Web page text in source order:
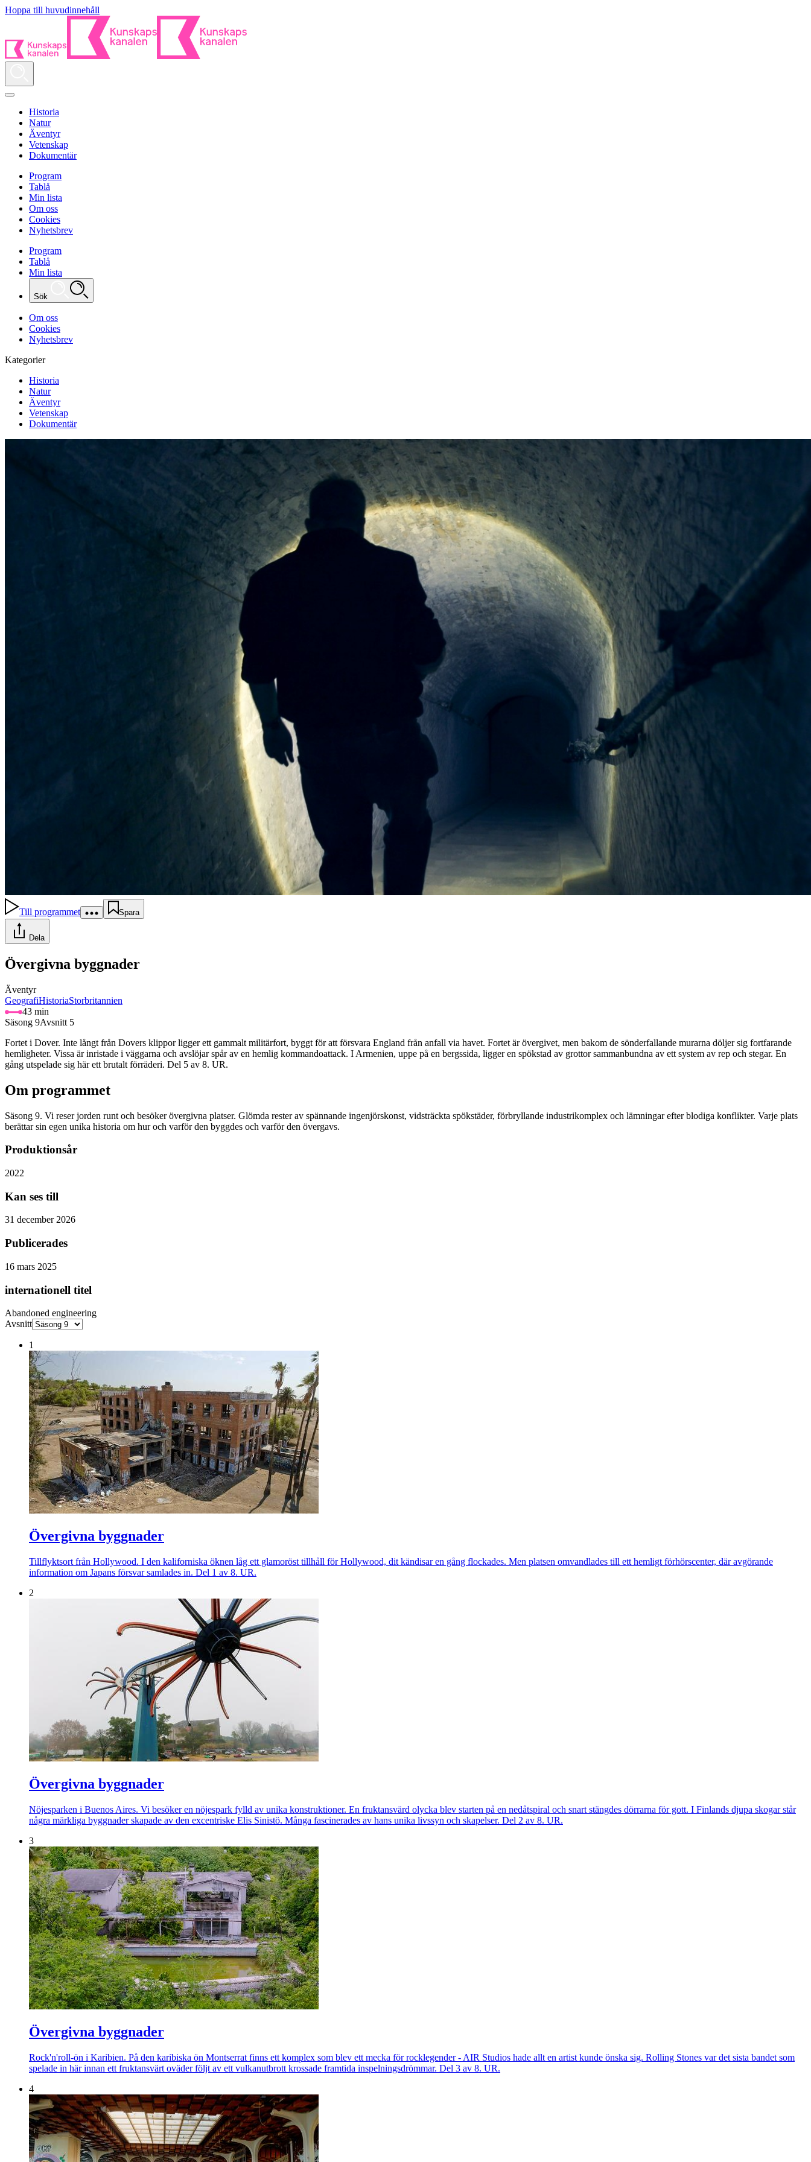
Hoppa till huvudinnehåll
Historia
Natur
Äventyr
Vetenskap
Dokumentär
Program
Tablå
Min lista
Om oss
Cookies
Nyhetsbrev
Program
Tablå
Min lista
Sök
Om oss
Cookies
Nyhetsbrev
Kategorier
Historia
Natur
Äventyr
Vetenskap
Dokumentär
Till programmet Spara
Dela
Övergivna byggnader
Äventyr
GeografiHistoriaStorbritannien
43 min
Säsong 9Avsnitt 5
Fortet i Dover. Inte långt från Dovers klippor ligger ett gammalt militärfort, byggt för att försvara England från anfall via havet. Fortet är övergivet, men bakom de sönderfallande murarna döljer sig fortfarande
hemligheter. Vissa är inristade i väggarna och avslöjar spår av en hemlig kommandoattack. I Armenien, uppe på en bergssida, ligger en spökstad av grottor sammanbundna av ett system av rep och stegar. En
gång utspelade sig här ett brutalt förräderi. Del 5 av 8. UR.
Om programmet
Säsong 9. Vi reser jorden runt och besöker övergivna platser. Glömda rester av spännande ingenjörskonst, vidsträckta spökstäder, förbryllande industrikomplex och lämningar efter blodiga konflikter. Varje plats
berättar sin egen unika historia om hur och varför den byggdes och varför den övergavs.
Produktionsår
2022
Kan ses till
31 december 2026
Publicerades
16 mars 2025
internationell titel
Abandoned engineering
Avsnitt
1
Övergivna byggnader
Tillflyktsort från Hollywood. I den kaliforniska öknen låg ett glamoröst tillhåll för Hollywood, dit kändisar en gång flockades. Men platsen omvandlades till ett hemligt förhörscenter, där avgörande
information om Japans försvar samlades in. Del 1 av 8. UR.
2
Övergivna byggnader
Nöjesparken i Buenos Aires. Vi besöker en nöjespark fylld av unika konstruktioner. En fruktansvärd olycka blev starten på en nedåtspiral och snart stängdes dörrarna för gott. I Finlands djupa skogar står
några märkliga byggnader skapade av den excentriske Elis Sinistö. Många fascinerades av hans unika livssyn och skapelser. Del 2 av 8. UR.
3
Övergivna byggnader
Rock'n'roll-ön i Karibien. På den karibiska ön Montserrat finns ett komplex som blev ett mecka för rocklegender - AIR Studios hade allt en artist kunde önska sig. Rolling Stones var det sista bandet som
spelade in här innan ett fruktansvärt oväder följt av ett vulkanutbrott krossade framtida inspelningsdrömmar. Del 3 av 8. UR.
4